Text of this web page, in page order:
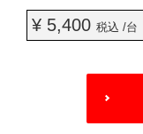
¥ 5,400 税込 /台
OPTIONS